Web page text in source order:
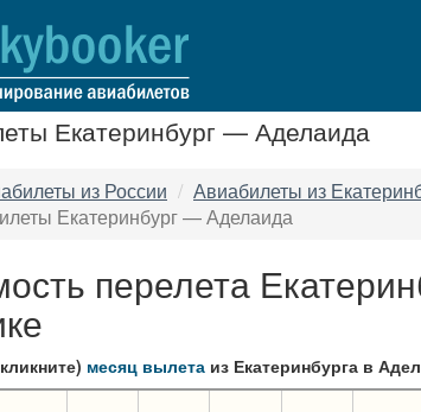
Екатеринбург — Аделаида
из России
Авиабилеты из
Екатеринбург — Аделаида
перелета
месяц вылета из Екатеринбурга в